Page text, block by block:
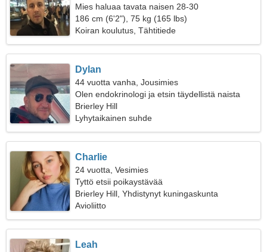
Mies haluaa tavata naisen 28-30
186 cm (6'2"), 75 kg (165 lbs)
Koiran koulutus, Tähtitiede
Dylan
44 vuotta vanha, Jousimies
Olen endokrinologi ja etsin täydellistä naista
Brierley Hill
Lyhytaikainen suhde
Charlie
24 vuotta, Vesimies
Tyttö etsii poikaystävää
Brierley Hill, Yhdistynyt kuningaskunta
Avioliitto
Leah